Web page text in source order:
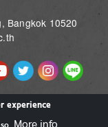
Bangkok 10520
ImageImageImage
experience
More info